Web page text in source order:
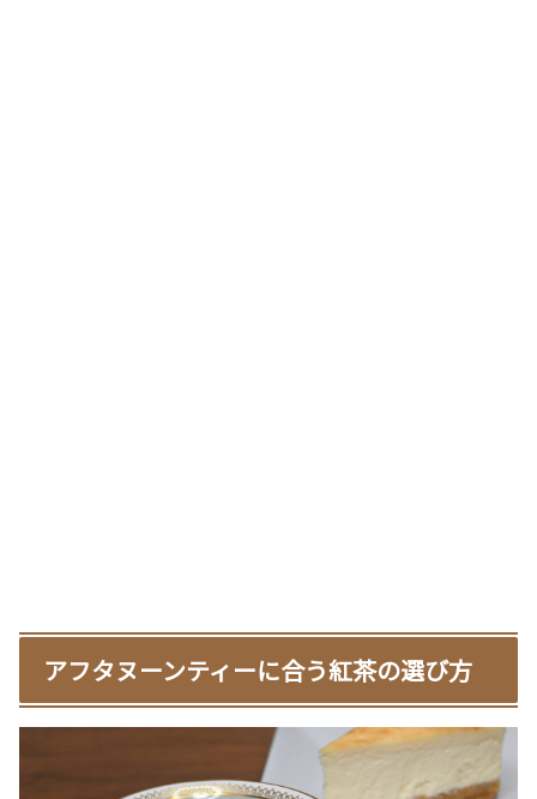
アフタヌーンティーに合う紅茶の選び方